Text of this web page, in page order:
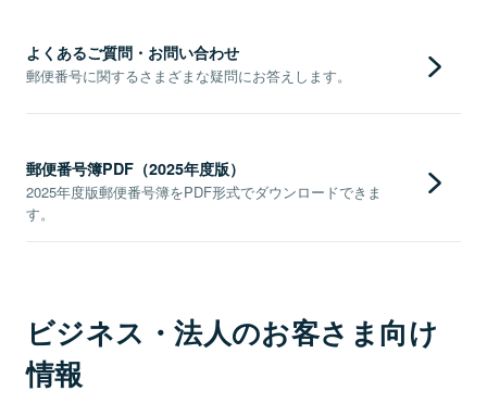
よくあるご質問・お問い合わせ
郵便番号に関するさまざまな疑問にお答えします。
郵便番号簿PDF（2025年度版）
2025年度版郵便番号簿をPDF形式でダウンロードできま
す。
ビジネス・法人のお客さま向け
情報